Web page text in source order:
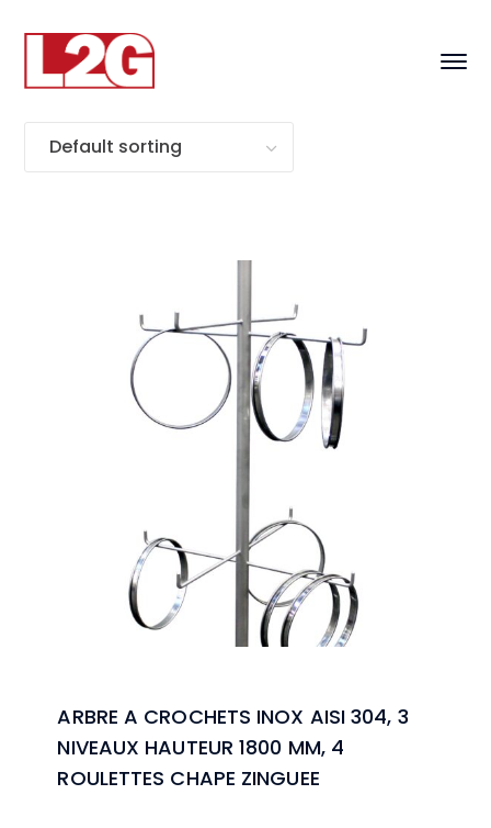
ARBRE A CROCHETS INOX AISI 304, 3
NIVEAUX HAUTEUR 1800 MM, 4
ROULETTES CHAPE ZINGUEE